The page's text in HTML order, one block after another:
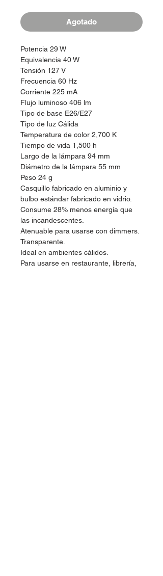
Agotado
Potencia 29 W
Equivalencia 40 W
Tensión 127 V
Frecuencia 60 Hz
Corriente 225 mA
Flujo luminoso 406 lm
Tipo de base E26/E27
Tipo de luz Cálida
Temperatura de color 2,700 K
Tiempo de vida 1,500 h
Largo de la lámpara 94 mm
Diámetro de la lámpara 55 mm
Peso 24 g
Casquillo fabricado en aluminio y
bulbo estándar fabricado en vidrio.
Consume 28% menos energía que
las incandescentes.
Atenuable para usarse con dimmers.
Transparente.
Ideal en ambientes cálidos.
Para usarse en restaurante, librería,